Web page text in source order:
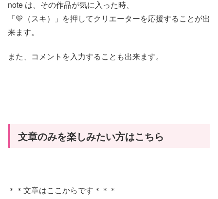
note は、その作品が気に入った時、
「💛（スキ）」を押してクリエーターを応援することが出
来ます。
また、コメントを入力することも出来ます。
文章のみを楽しみたい方はこちら
＊＊文章はここからです＊＊＊